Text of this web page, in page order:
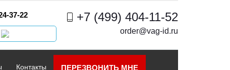
37-22 +7 (499) 404-11-52
order@vag-id.ru
Контакты ПЕРЕЗВОНИТЬ МНЕ